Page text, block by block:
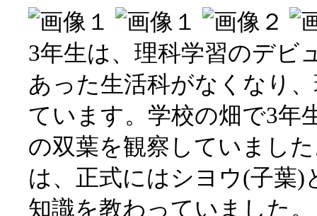
3年生は、理科学習のデビ
あった生活科がなくなり
ています。学校の畑で3年
の双葉を観察していまし
は、正式にはシヨウ(子葉
知識を教わっていました。